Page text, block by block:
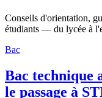
Conseils d'orientation,
étudiants — du lycée à
Bac
Bac technique
le passage à